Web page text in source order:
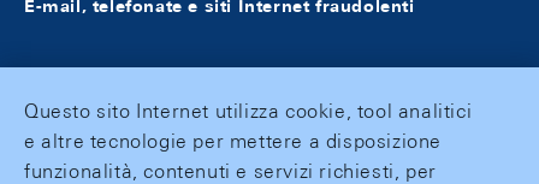
E-mail, telefonate e siti Internet fraudolenti
Questo sito Internet utilizza cookie, tool analitici
e altre tecnologie per mettere a disposizione
funzionalità, contenuti e servizi richiesti, per